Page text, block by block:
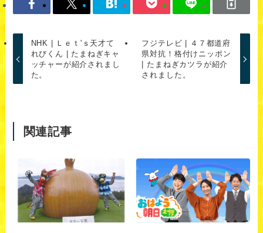
NHK | Ｌｅｔ'ｓ天才て
れびくん | たまねぎキャ
ッチャーが紹介されまし
た。
フジテレビ | ４７都道府
県対抗！格付けニッポン
| たまねぎカツラが紹介
されました。
関連記事